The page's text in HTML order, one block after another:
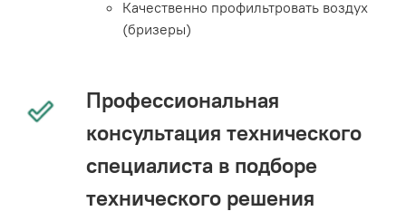
Качественно профильтровать воздух
(бризеры)
Профессиональная
консультация технического
специалиста в подборе
технического решения